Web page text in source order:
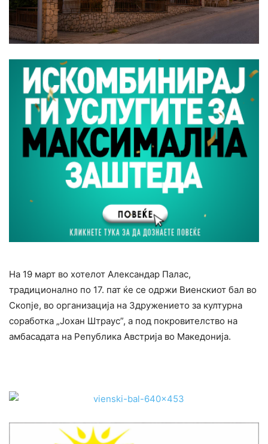
На 19 март во хотелот Александар Палас,
традиционално по 17. пат ќе се одржи Виенскиот бал во
Скопје, во организација на Здружението за културна
соработка „Јохан Штраус”, а под покровителство на
амбасадата на Република Австрија во Македонија.